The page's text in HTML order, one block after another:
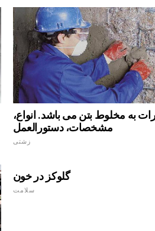
به مخلوط بتن می باشد. انواع،
مشخصات، دستورالعمل
زشتی
گلوکز در خون
سلامت